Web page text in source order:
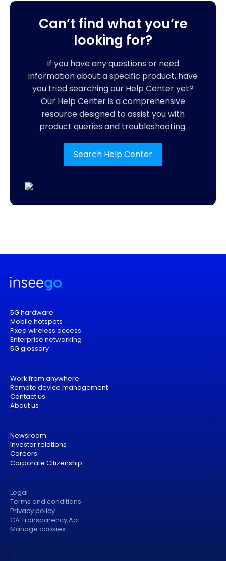
Can’t find what you’re
looking for?
If you have any questions or need
information about a specific product, have
you tried searching our Help Center yet?
Our Help Center is a comprehensive
resource designed to assist you with
product queries and troubleshooting.
Search Help Center
5G hardware
Mobile hotspots
Fixed wireless access
Enterprise networking
5G glossary
Work from anywhere
Remote device management
Contact us
About us
Newsroom
Investor relations
Careers
Corporate Citizenship
Legal
Terms and conditions
Privacy policy
CA Transparency Act
Manage cookies